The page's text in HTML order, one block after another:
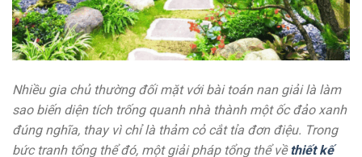
Nhiều gia chủ thường đối mặt với bài toán nan giải là làm
sao biến diện tích trống quanh nhà thành một ốc đảo xanh
đúng nghĩa, thay vì chỉ là thảm cỏ cắt tỉa đơn điệu. Trong
bức tranh tổng thể đó, một giải pháp tổng thể vềthiết kế